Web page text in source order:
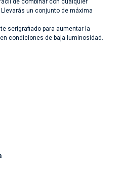
de combinar con cualquier
un conjunto de máxima
serigrafiado para aumentar la
condiciones de baja luminosidad.